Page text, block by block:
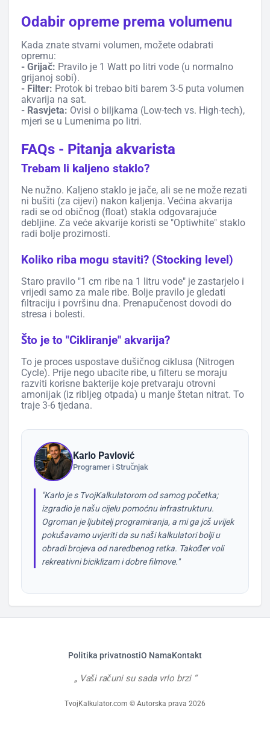
Odabir opreme prema volumenu
Kada znate stvarni volumen, možete odabrati
opremu:
- Grijač: Pravilo je 1 Watt po litri vode (u normalno
grijanoj sobi).
- Filter: Protok bi trebao biti barem 3-5 puta volumen
akvarija na sat.
- Rasvjeta: Ovisi o biljkama (Low-tech vs. High-tech),
mjeri se u Lumenima po litri.
FAQs - Pitanja akvarista
Trebam li kaljeno staklo?
Ne nužno. Kaljeno staklo je jače, ali se ne može rezati
ni bušiti (za cijevi) nakon kaljenja. Većina akvarija
radi se od običnog (float) stakla odgovarajuće
debljine. Za veće akvarije koristi se "Optiwhite" staklo
radi bolje prozirnosti.
Koliko riba mogu staviti? (Stocking level)
Staro pravilo "1 cm ribe na 1 litru vode" je zastarjelo i
vrijedi samo za male ribe. Bolje pravilo je gledati
filtraciju i površinu dna. Prenapučenost dovodi do
stresa i bolesti.
Što je to "Cikliranje" akvarija?
To je proces uspostave dušičnog ciklusa (Nitrogen
Cycle). Prije nego ubacite ribe, u filteru se moraju
razviti korisne bakterije koje pretvaraju otrovni
amonijak (iz ribljeg otpada) u manje štetan nitrat. To
traje 3-6 tjedana.
Karlo Pavlović
Programer i Stručnjak
"Karlo je s TvojKalkulatorom od samog početka;
izgradio je našu cijelu pomoćnu infrastrukturu.
Ogroman je ljubitelj programiranja, a mi ga još uvijek
pokušavamo uvjeriti da su naši kalkulatori bolji u
obradi brojeva od naredbenog retka. Također voli
rekreativni biciklizam i dobre filmove."
Politika privatnostiO NamaKontakt
Vaši računi su sada vrlo brzi
TvojKalkulator.com © Autorska prava 2026